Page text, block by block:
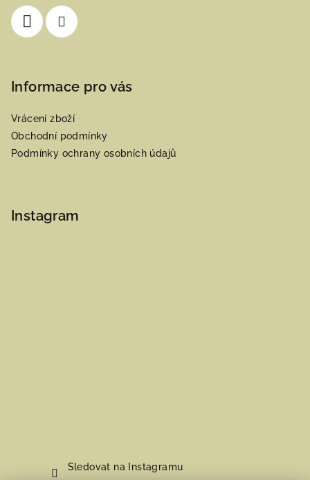
Informace pro vás
Vrácení zboží
Obchodní podmínky
Podmínky ochrany osobních údajů
Instagram
Sledovat na Instagramu